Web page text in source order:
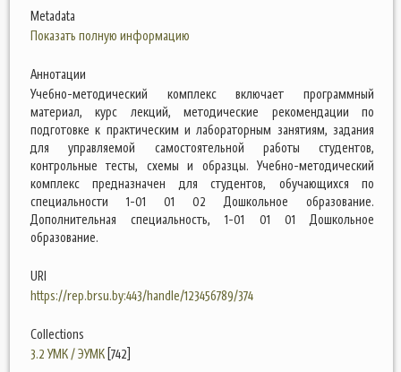
Metadata
Показать полную информацию
Аннотации
Учебно-методический комплекс включает программный
материал, курс лекций, методические рекомендации по
подготовке к практическим и лабораторным занятиям, задания
для управляемой самостоятельной работы студентов,
контрольные тесты, схемы и образцы. Учебно-методический
комплекс предназначен для студентов, обучающихся по
специальности 1-01 01 02 Дошкольное образование.
Дополнительная специальность, 1-01 01 01 Дошкольное
образование.
URI
https://rep.brsu.by:443/handle/123456789/374
Collections
3.2 УМК / ЭУМК [742]